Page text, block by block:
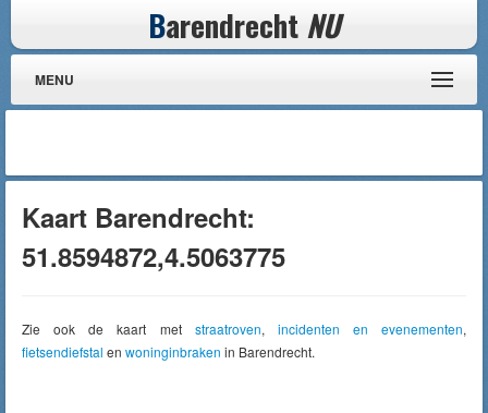
Barendrecht NU
MENU
Kaart Barendrecht:
51.8594872,4.5063775
Zie ook de kaart met straatroven, incidenten en evenementen,
fietsendiefstal en woninginbraken in Barendrecht.